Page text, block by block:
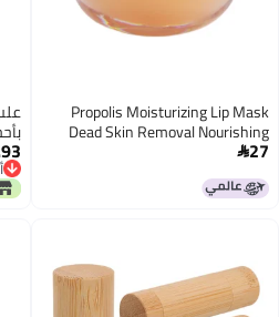
Propolis Moisturizing Lip Mask
Dead Skin Removal Nourishing
Anti‑Wrinkle Lip Mask with Brush
27